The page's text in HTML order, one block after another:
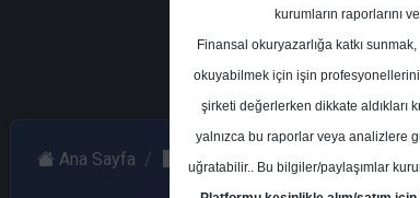
Ana Sayfa HSBC Yatırım PETKM
kurumların raporlarını
Finansal okuryazarlığa katkı sunmak,
okuyabilmek için işin
şirketi değerlerken dikkate
yalnızca bu raporlar veya analizlere
uğratabilir.. Bu bilgiler/paylaşımlar